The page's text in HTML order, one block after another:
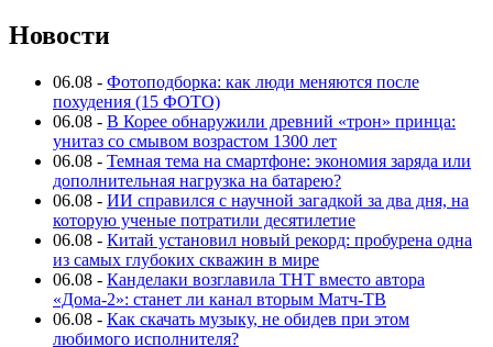
Новости
06.08 - Фотоподборка: как люди меняются после
похудения (15 ФОТО)
06.08 - В Корее обнаружили древний «трон» принца:
унитаз со смывом возрастом 1300 лет
06.08 - Темная тема на смартфоне: экономия заряда или
дополнительная нагрузка на батарею?
06.08 - ИИ справился с научной загадкой за два дня, на
которую ученые потратили десятилетие
06.08 - Китай установил новый рекорд: пробурена одна
из самых глубоких скважин в мире
06.08 - Канделаки возглавила ТНТ вместо автора
«Дома-2»: станет ли канал вторым Матч-ТВ
06.08 - Как скачать музыку, не обидев при этом
любимого исполнителя?